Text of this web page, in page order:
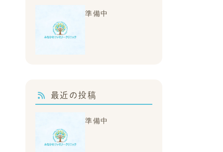
準備中
最近の投稿
準備中